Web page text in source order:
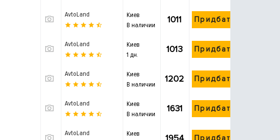
AvtoLand
Киев
В наличии
1011 Придбати
AvtoLand
Киев
1 дн.
1013 Придбати
AvtoLand
Киев
В наличии
1202 Придбати
AvtoLand
Киев
В наличии
1631 Придбати
AvtoLand
Киев
Придбати